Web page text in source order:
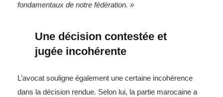
fondamentaux de notre fédération. »
Une décision contestée et
jugée incohérente
L’avocat souligne également une certaine incohérence
dans la décision rendue. Selon lui, la partie marocaine a